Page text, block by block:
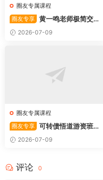
圈友专属课程
圈友专享 黄一鸣老师极简交易
系统2026-07-09
圈友专属课程
圈友专享 可转债悟道游资班出
奇系列悟道系列守正系列课程-
卓妍
2026-07-09
评论 0